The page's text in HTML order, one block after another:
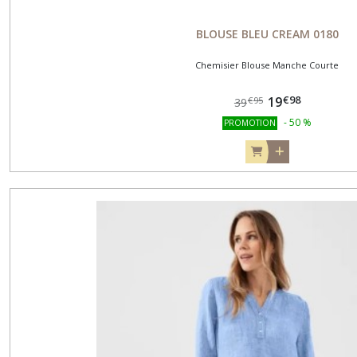
BLOUSE BLEU CREAM 0180
Chemisier Blouse Manche Courte
39€95 19€98
PROMOTION -50 %